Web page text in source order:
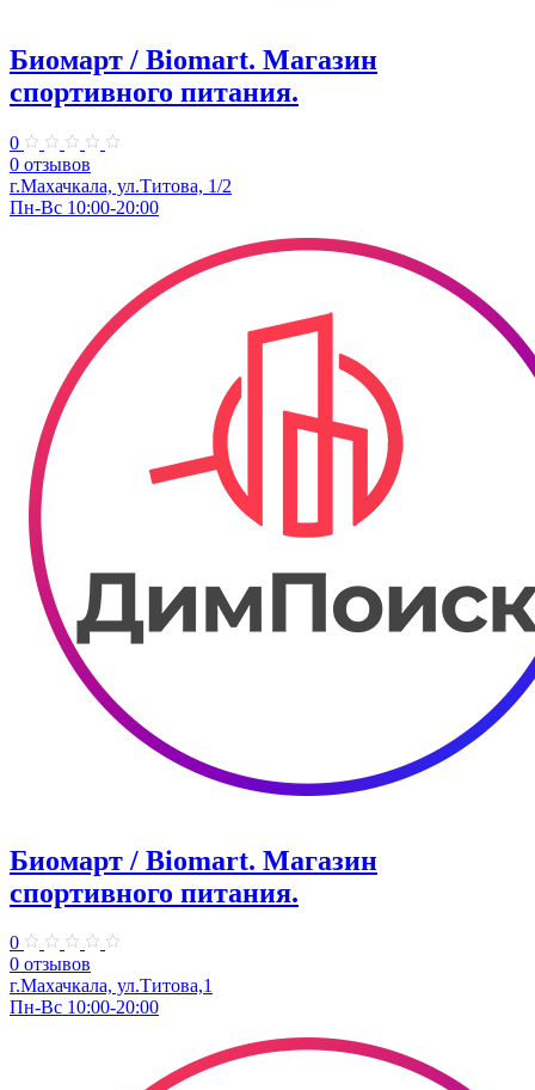
Биомарт ​/ Biomart. Магазин
спортивного питания.
0
0 отзывов
г.Махачкала, ул.Титова, 1/2
Пн-Вс 10:00-20:00
Биомарт ​/ Biomart. Магазин
спортивного питания.
0
0 отзывов
г.Махачкала, ул.Титова,1
Пн-Вс 10:00-20:00